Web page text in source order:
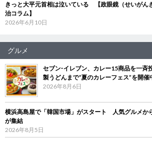
きっと大平元首相は泣いている 【政眼鏡（せいがん
治コラム】
2026年6月10日
グルメ
セブン‐イレブン、カレー15商品を一
製うどんまで“夏のカレーフェス”を開催
2026年8月6日
横浜高島屋で「韓国市場」がスタート 人気グルメか
が集結
2026年8月5日